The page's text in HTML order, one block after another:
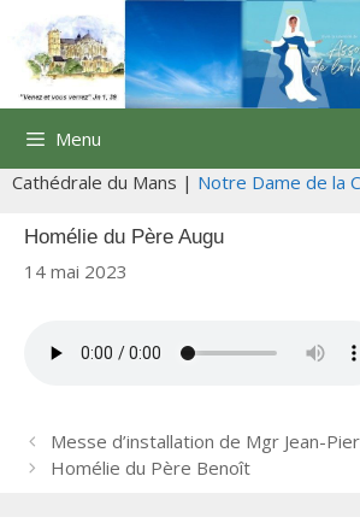
contenu
Menu
Cathédrale du Mans | Notre Dame de la
Homélie du Père Augu
14 mai 2023
N
a
Messe d’installation de Mgr Jean-
Homélie du Père Benoît